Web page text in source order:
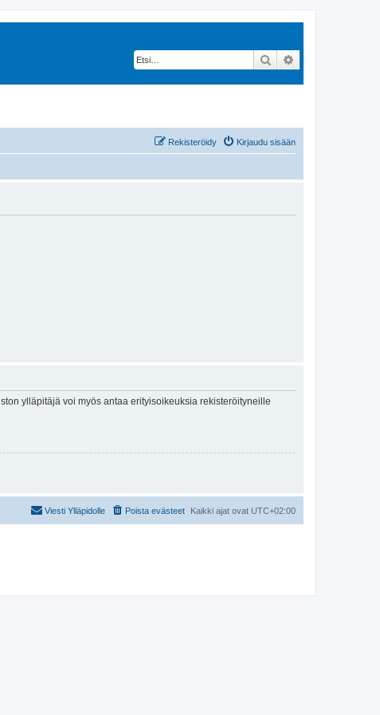
Etsi
Kirjaudu sisään
Rekisteröidy
ylläpitäjä voi myös antaa erityisoikeuksia rekisteröityneille
Kaikki ajat ovat UTC+02:00
Poista evästeet
Viesti Ylläpidolle